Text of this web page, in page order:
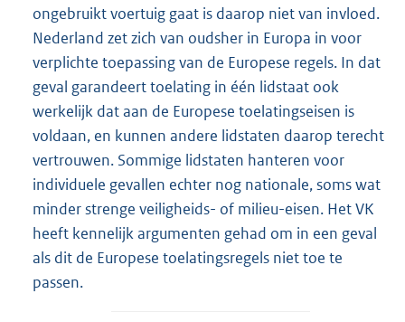
ongebruikt voertuig gaat is daarop niet van invloed.
Nederland zet zich van oudsher in Europa in voor
verplichte toepassing van de Europese regels. In dat
geval garandeert toelating in één lidstaat ook
werkelijk dat aan de Europese toelatingseisen is
voldaan, en kunnen andere lidstaten daarop terecht
vertrouwen. Sommige lidstaten hanteren voor
individuele gevallen echter nog nationale, soms wat
minder strenge veiligheids- of milieu-eisen. Het VK
heeft kennelijk argumenten gehad om in een geval
als dit de Europese toelatingsregels niet toe te
passen.